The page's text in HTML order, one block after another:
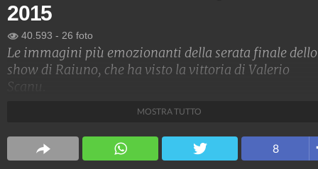
2015
40.593 - 26 foto
Le immagini più emozionanti della serata finale dello
show di Raiuno, che ha visto la vittoria di Valerio
Scanu.
Spettacolo FanpageMOSTRA TUTTO
8